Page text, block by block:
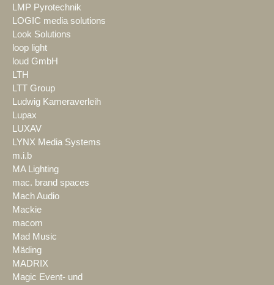
LMP Pyrotechnik
LOGIC media solutions
Look Solutions
loop light
loud GmbH
LTH
LTT Group
Ludwig Kameraverleih
Lupax
LUXAV
LYNX Media Systems
m.i.b
MA Lighting
mac. brand spaces
Mach Audio
Mackie
macom
Mad Music
Mäding
MADRIX
Magic Event- und